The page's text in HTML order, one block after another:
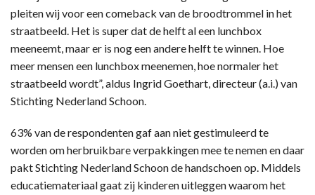
pleiten wij voor een comeback van de broodtrommel in het
straatbeeld. Het is super dat de helft al een lunchbox
meeneemt, maar er is nog een andere helft te winnen. Hoe
meer mensen een lunchbox meenemen, hoe normaler het
straatbeeld wordt”, aldus Ingrid Goethart, directeur (a.i.) van
Stichting Nederland Schoon.
63% van de respondenten gaf aan niet gestimuleerd te
worden om herbruikbare verpakkingen mee te nemen en daar
pakt Stichting Nederland Schoon de handschoen op. Middels
educatiemateriaal gaat zij kinderen uitleggen waarom het